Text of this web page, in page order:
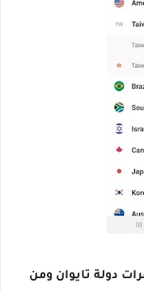
دولة تايوان ومن